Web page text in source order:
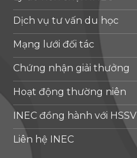
Dịch vụ tư vấn du học
Mạng lưới đối tác
Chứng nhận giải thưởng
Hoạt động thường niên
INEC đồng hành với HSSV
Liên hệ INEC